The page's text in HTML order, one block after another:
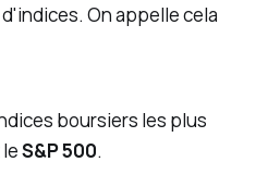
On appelle cela
boursiers les plus
S&P 500.